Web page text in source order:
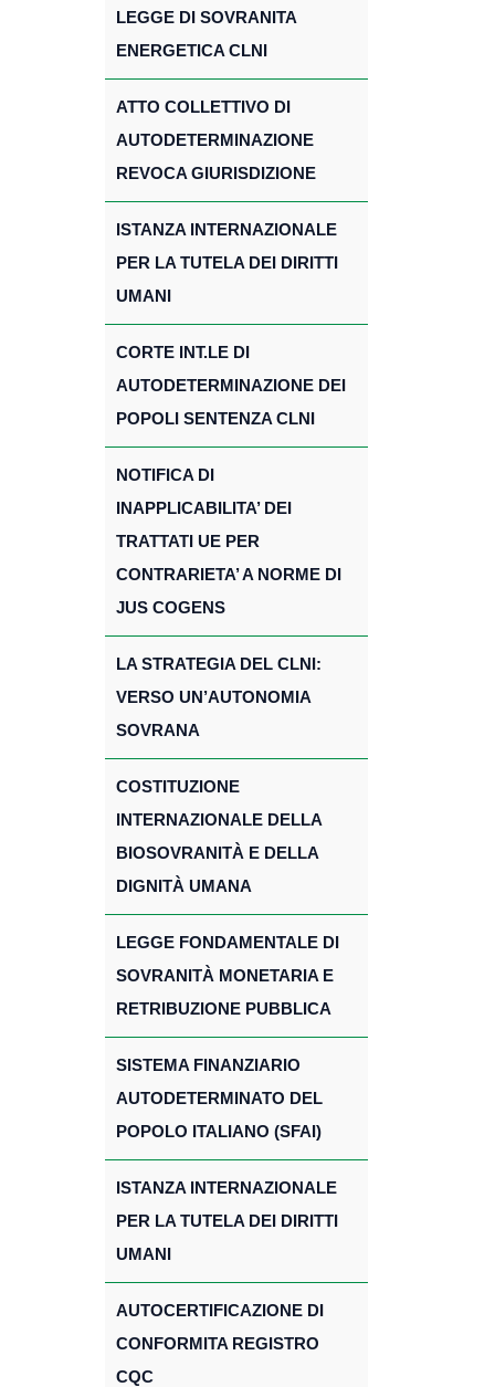
LEGGE DI SOVRANITA
ENERGETICA CLNI
ATTO COLLETTIVO DI
AUTODETERMINAZIONE
REVOCA GIURISDIZIONE
ISTANZA INTERNAZIONALE
PER LA TUTELA DEI DIRITTI
UMANI
CORTE INT.LE DI
AUTODETERMINAZIONE DEI
POPOLI SENTENZA CLNI
NOTIFICA DI
INAPPLICABILITA’ DEI
TRATTATI UE PER
CONTRARIETA’ A NORME DI
JUS COGENS
LA STRATEGIA DEL CLNI:
VERSO UN’AUTONOMIA
SOVRANA
COSTITUZIONE
INTERNAZIONALE DELLA
BIOSOVRANITÀ E DELLA
DIGNITÀ UMANA
LEGGE FONDAMENTALE DI
SOVRANITÀ MONETARIA E
RETRIBUZIONE PUBBLICA
SISTEMA FINANZIARIO
AUTODETERMINATO DEL
POPOLO ITALIANO (SFAI)
ISTANZA INTERNAZIONALE
PER LA TUTELA DEI DIRITTI
UMANI
AUTOCERTIFICAZIONE DI
CONFORMITA REGISTRO
CQC